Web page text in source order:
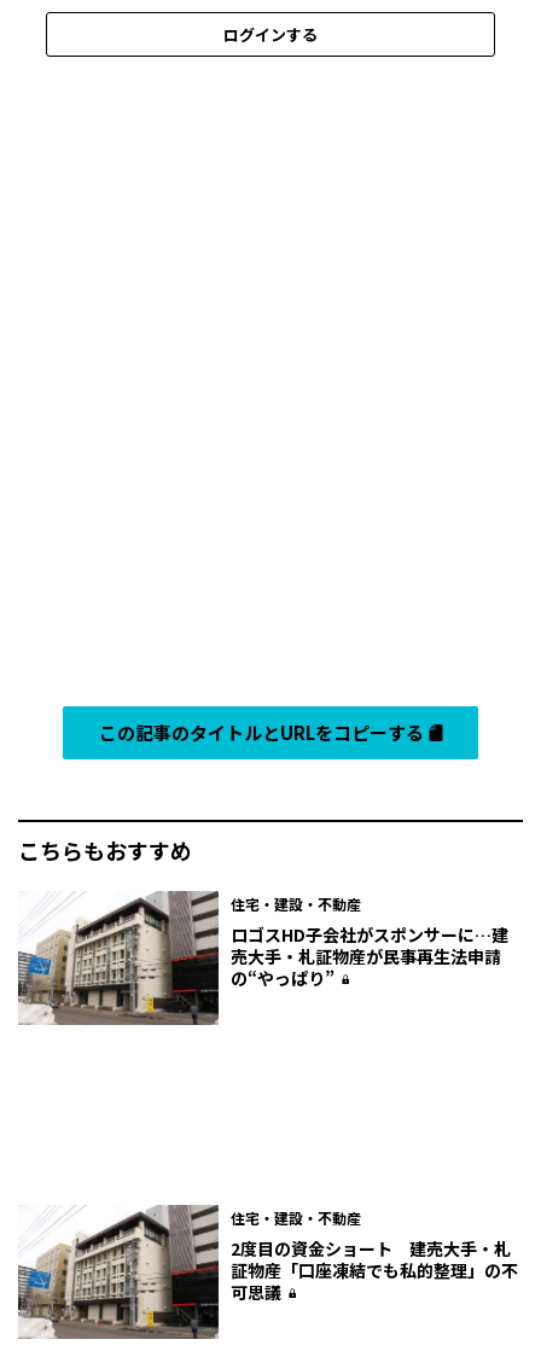
ログインする
この記事のタイトルとURLをコピーする
こちらもおすすめ
住宅・建設・不動産
ロゴスHD子会社がスポンサーに…建
売大手・札証物産が民事再生法申請
の“やっぱり”
住宅・建設・不動産
2度目の資金ショート 建売大手・札
証物産「口座凍結でも私的整理」の不
可思議